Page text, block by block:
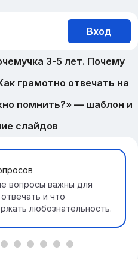
Вход
3-5 лет. Почему
грамотно отвечать на
помнить?» — шаблон и
слайдов
вопросы важны для
и что
любознательность.